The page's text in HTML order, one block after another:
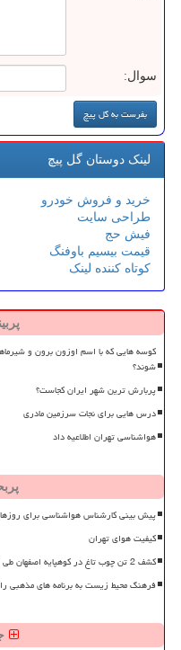
سوال:
لینک دوستان گل پیچ
خرید و فروش خودرو
طراحی سایت
فیش حج
قیمت بیسیم باوفنگ
کوتاه کننده لینک
کوسه هایی که با اسم اوزون برون و
شوند؟
پربارش ترین شهر ایران کجاست؟
درس هایی برای نجات سرزمین مادری
هواشناسی تهران اطلاعیه داد
پیش بینی کارشناس هواشناسی برای
کیفیت هوای تهران
کشف 2 تن چوب تاغ در کوهپایه اصفهان طی 24 ساعت اخیر 8 نفر دستگیر شدند
فرهنگ محیط زیست به برنامه های مذهبی